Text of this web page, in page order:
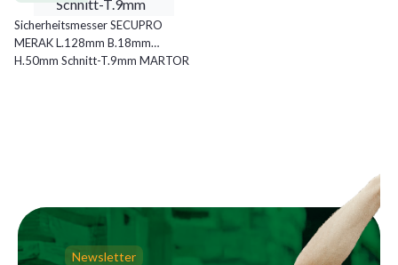
Sicherheitsmesser SECUPRO
MERAK L.128mm B.18mm
H.50mm Schnitt-T.9mm MARTOR
Newsletter